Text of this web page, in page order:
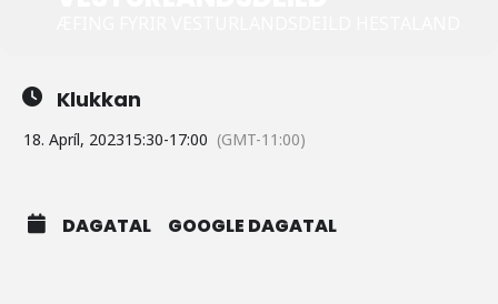
Klukkan
18. Apríl, 202315:30-17:00 (GMT-11:00)
DAGATAL GOOGLE DAGATAL